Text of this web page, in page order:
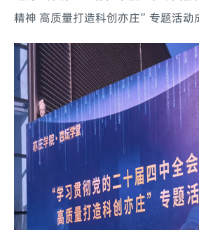
精神 高质量打造科创亦庄”专题活动